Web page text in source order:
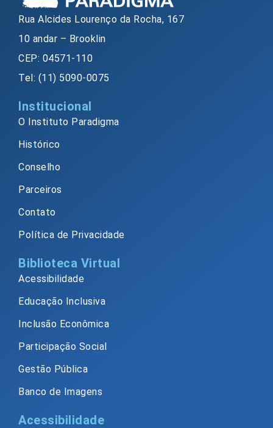
Rua Alcides Lourenço da Rocha, 167
10 andar – Brooklin
CEP: 04571-110
Tel: (11) 5090-0075
Institucional
O Instituto Paradigma
Histórico
Conselho
Parceiros
Contato
Política de Privacidade
Biblioteca Virtual
Acessibilidade
Educação Inclusiva
Inclusão Econômica
Participação Social
Gestão Pública
Banco de Imagens
Acessibilidade